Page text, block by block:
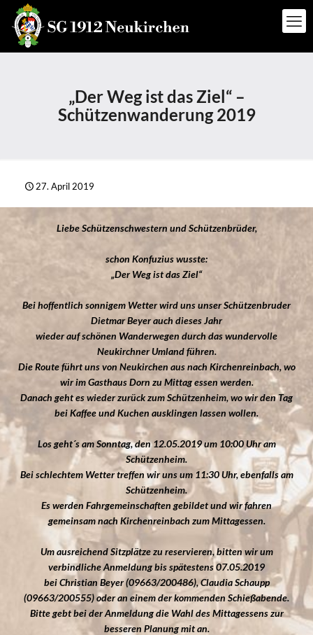
„Der Weg ist das Ziel“ –
Schützenwanderung 2019
27. April 2019
Liebe Schützenschwestern und Schützenbrüder,
schon Konfuzius wusste:
„Der Weg ist das Ziel“
Bei hoffentlich sonnigem Wetter wird uns unser Schützenbruder
Dietmar Beyer auch dieses Jahr
wieder auf schönen Wanderwegen durch das wundervolle
Neukirchner Umland führen.
Die Route führt uns von Neukirchen aus nach Kirchenreinbach, wo
wir im Gasthaus Dorn zu Mittag essen werden.
Danach geht es wieder zurück zum Schützenheim, wo wir den Tag
bei Kaffee und Kuchen ausklingen lassen wollen.
Los geht´s am Sonntag, den 12.05.2019 um 10:00 Uhr am
Schützenheim.
Bei schlechtem Wetter treffen wir uns um 11:30 Uhr, ebenfalls am
Schützenheim.
Es werden Fahrgemeinschaften gebildet und wir fahren
gemeinsam nach Kirchenreinbach zum Mittagessen.
Um ausreichend Sitzplätze zu reservieren, bitten wir um
verbindliche Anmeldung bis spätestens 07.05.2019
bei Christian Beyer (09663/200486), Claudia Schaupp
(09663/200555) oder an einem der kommenden Schießabende.
Bitte gebt bei der Anmeldung die Wahl des Mittagessens zur
besseren Planung mit an.